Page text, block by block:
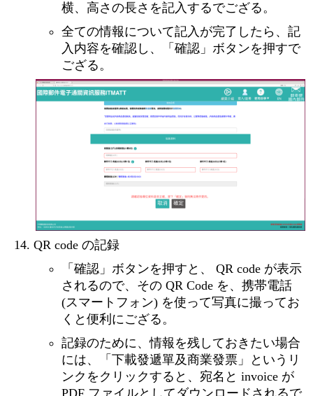
横、高さの長さを記入するでござる。
全ての情報について記入が完了したら、記
入内容を確認し、「確認」ボタンを押すで
ござる。
QR code の記録
「確認」ボタンを押すと、 QR code が表示
されるので、その QR Code を、携帯電話
(スマートフォン) を使って写真に撮ってお
くと便利にござる。
記録のために、情報を残しておきたい場合
には、「下載發遞單及商業發票」というリ
ンクをクリックすると、宛名と invoice が